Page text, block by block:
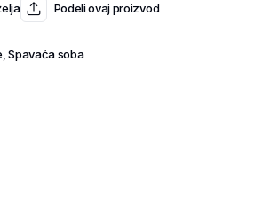
Podeli ovaj proizvod
,Spavaća soba